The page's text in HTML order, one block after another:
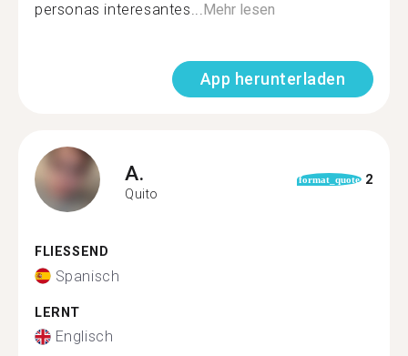
personas interesantes...Mehr lesen
App herunterladen
A.
Quito
format_quote 2
FLIESSEND
Spanisch
LERNT
Englisch